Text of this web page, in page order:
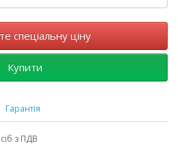
спеціальну ціну
Купити
Гарантія
з ПДВ